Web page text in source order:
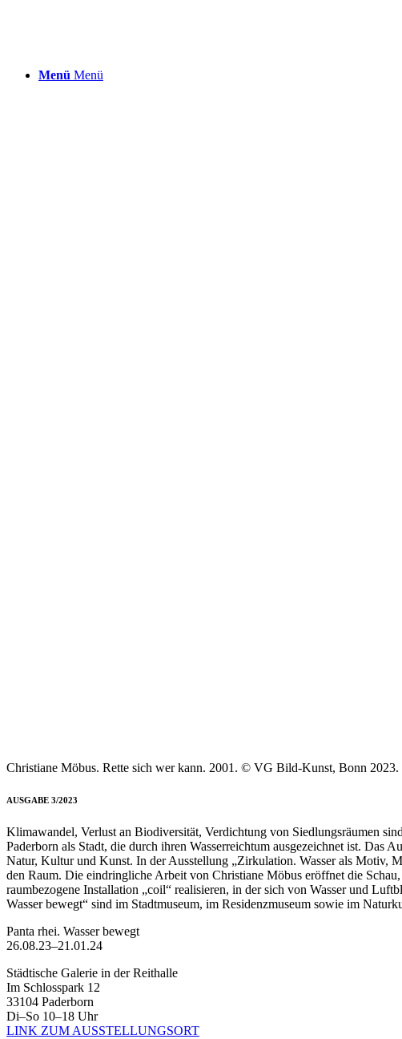
Menü Menü
Christiane Möbus. Rette sich wer kann. 2001. © VG Bild-Kunst, Bonn
AUSGABE 3/2023
Klimawandel, Verlust an Biodiversität, Verdichtung von Siedlungsräumen
Paderborn als Stadt, die durch ihren Wasserreichtum ausgezeichnet ist. Das
Natur, Kultur und Kunst. In der Ausstellung „Zirkulation. Wasser als Motiv,
den Raum. Die eindringliche Arbeit von Christiane Möbus eröffnet die
raumbezogene Installation „coil“ realisieren, in der sich von Wasser und
Wasser bewegt“ sind im Stadtmuseum, im Residenzmuseum sowie im
Panta rhei. Wasser bewegt
26.08.23–21.01.24
Städtische Galerie in der Reithalle
Im Schlosspark 12
33104 Paderborn
Di–So 10–18 Uhr
LINK ZUM AUSSTELLUNGSORT